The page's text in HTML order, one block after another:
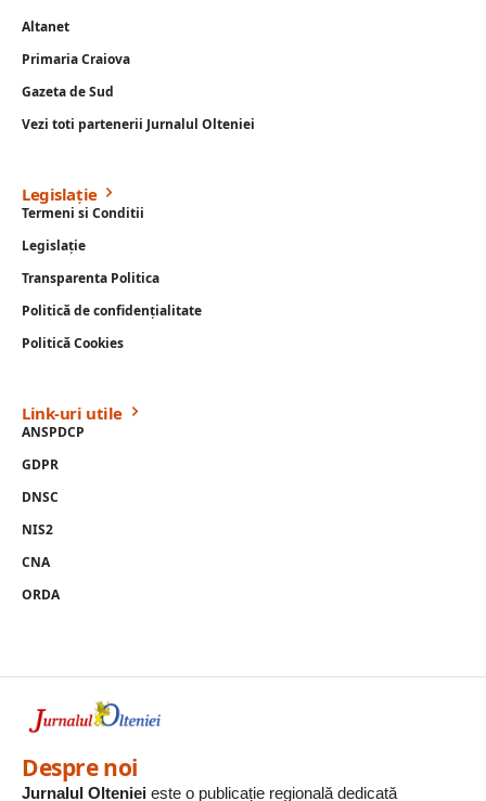
Altanet
Primaria Craiova
Gazeta de Sud
Vezi toti partenerii Jurnalul Olteniei
Legislație
Termeni si Conditii
Legislație
Transparenta Politica
Politică de confidențialitate
Politică Cookies
Link-uri utile
ANSPDCP
GDPR
DNSC
NIS2
CNA
ORDA
Despre noi
Jurnalul Olteniei este o publicație regională dedicată